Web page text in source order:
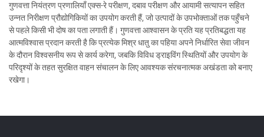
गुणवत्ता नियंत्रण प्रणालियाँ एक्स-रे परीक्षण, दबाव परीक्षण और आयामी सत्यापन सहित
उन्नत निरीक्षण प्रौद्योगिकियों का उपयोग करती हैं, जो उत्पादों के उपभोक्ताओं तक पहुँचने
से पहले किसी भी दोष का पता लगाती हैं। गुणवत्ता आश्वासन के प्रति यह प्रतिबद्धता यह
आत्मविश्वास प्रदान करती है कि प्रत्येक मिश्र धातु का पहिया अपने निर्धारित सेवा जीवन
के दौरान विश्वसनीय रूप से कार्य करेगा, जबकि विविध ड्राइविंग स्थितियों और उपयोग के
परिदृश्यों के तहत सुरक्षित वाहन संचालन के लिए आवश्यक संरचनात्मक अखंडता को बनाए
रखेगा।